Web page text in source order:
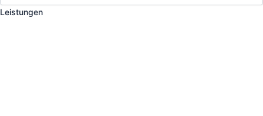
Leistungen